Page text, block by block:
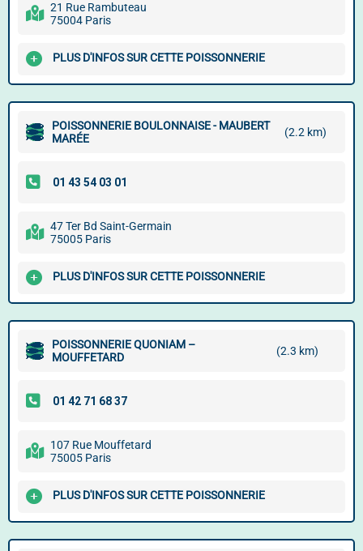
21 Rue Rambuteau
75004 Paris
PLUS D'INFOS SUR CETTE POISSONNERIE
POISSONNERIE BOULONNAISE - MAUBERT
MARÉE
(2.2 km)
47 Ter Bd Saint-Germain
75005 Paris
PLUS D'INFOS SUR CETTE POISSONNERIE
POISSONNERIE QUONIAM –
MOUFFETARD
(2.3 km)
107 Rue Mouffetard
75005 Paris
PLUS D'INFOS SUR CETTE POISSONNERIE